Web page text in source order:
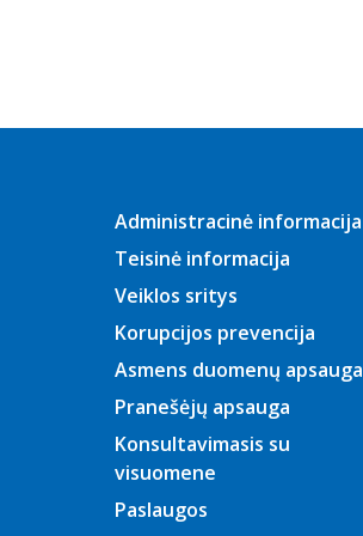
mėn.
2025 m.
rugsėjo mėn.
rugpjūčio
mėn.
2025 m.
liepos mėn.
2025 m.
birželio mėn.
Administracinė informacija
Teisinė informacija
Veiklos sritys
Korupcijos prevencija
Asmens duomenų apsauga
Pranešėjų apsauga
Konsultavimasis su
visuomene
Paslaugos